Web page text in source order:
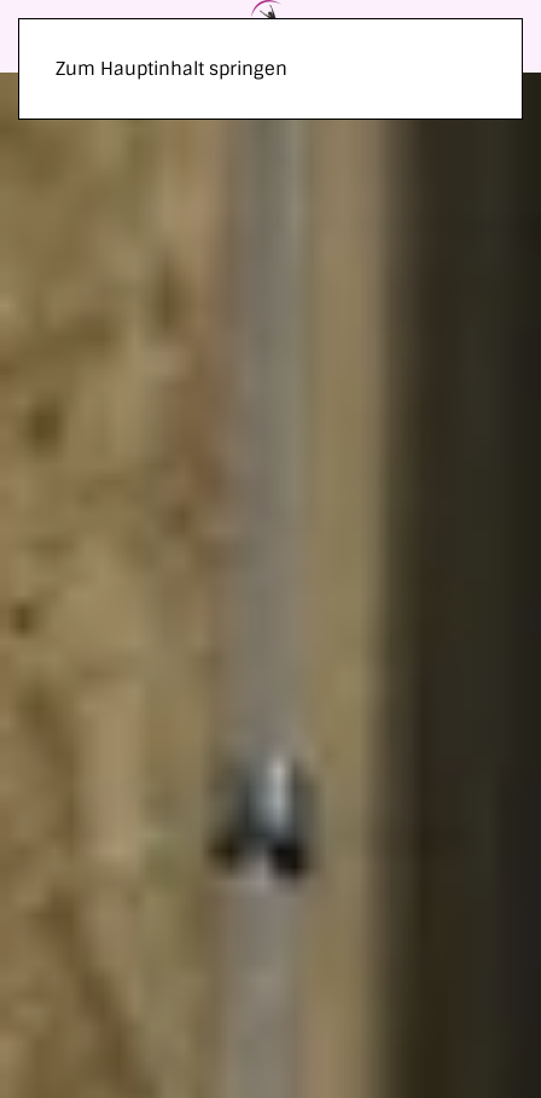
Zum Hauptinhalt springen